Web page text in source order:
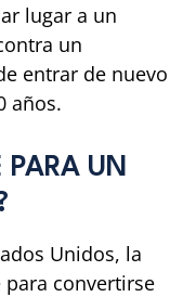
lugar a un
un
entrar de nuevo
años.
PARA UN
Unidos, la
convertirse